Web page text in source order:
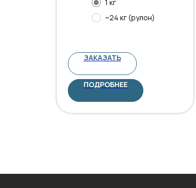
1 кг
~24 кг (рулон)
ЗАКАЗАТЬ
ПОДРОБНЕЕ